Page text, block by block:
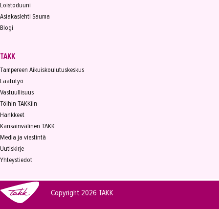
Loistoduuni
Asiakaslehti Sauma
Blogi
TAKK
Tampereen Aikuiskoulutuskeskus
Laatutyö
Vastuullisuus
Töihin TAKKiin
Hankkeet
Kansainvälinen TAKK
Media ja viestintä
Uutiskirje
Yhteystiedot
Copyright 2026 TAKK